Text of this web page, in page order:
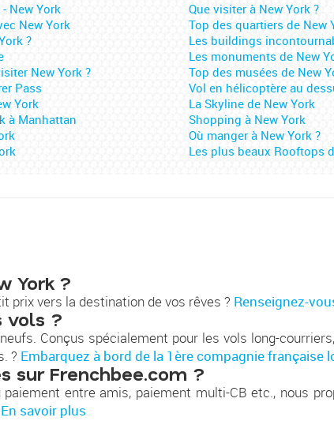
New York
New York
?
New York ?
Pass
York
à Manhattan
Que visiter à New York ?
Top des quartiers de New
Les buildings
Les monuments de New
Top des musées de New
Vol en hélicoptère au
La Skyline de New York
Shopping à New York
Où manger à New York ?
Les plus beaux Rooftops
York ?
prix vers la destination de vos rêves ? Renseignez-
vols ?
Conçus spécialement pour les vols long-
? Embarquez à bord de la 1ère compagnie française
sur Frenchbee.com ?
entre amis, paiement multi-CB etc., nous
En savoir plus